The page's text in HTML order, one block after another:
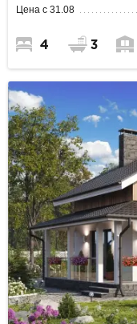
Цена с 31.08
4 3